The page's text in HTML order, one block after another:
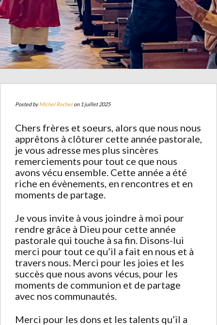
Posted byMichel Rocheron 1 juillet 2025
Chers frères et soeurs, alors que nous nous
apprêtons à clôturer cette année pastorale,
je vous adresse mes plus sincères
remerciements pour tout ce que nous
avons vécu ensemble. Cette année a été
riche en évènements, en rencontres et en
moments de partage.
Je vous invite à vous joindre à moi pour
rendre grâce à Dieu pour cette année
pastorale qui touche à sa fin. Disons-lui
merci pour tout ce qu’il a fait en nous et à
travers nous. Merci pour les joies et les
succès que nous avons vécus, pour les
moments de communion et de partage
avec nos communautés.
Merci pour les dons et les talents qu’il a